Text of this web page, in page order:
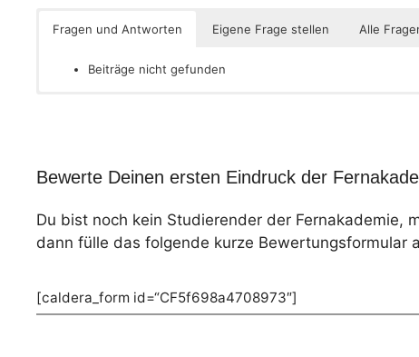
Fragen und Antworten Eigene Frage stellen Alle
Beiträge nicht gefunden
Bewerte Deinen ersten Eindruck der
Du bist noch kein Studierender der Fernakademie,
dann fülle das folgende kurze Bewertungsformular
[caldera_form id=“CF5f698a4708973″]